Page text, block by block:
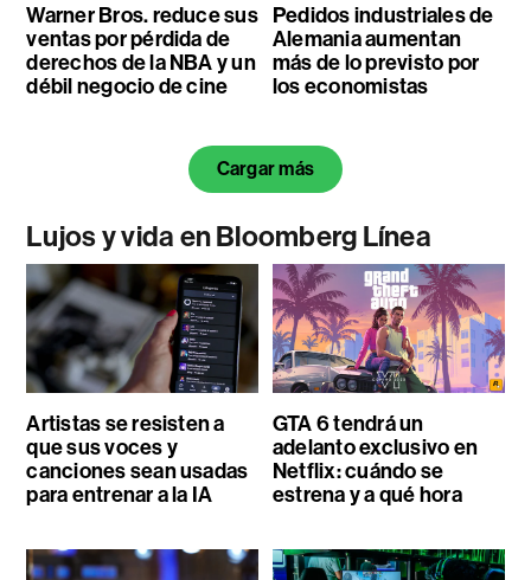
Warner Bros. reduce sus
ventas por pérdida de
derechos de la NBA y un
débil negocio de cine
Pedidos industriales de
Alemania aumentan
más de lo previsto por
los economistas
Cargar más
Lujos y vida en Bloomberg Línea
Artistas se resisten a
que sus voces y
canciones sean usadas
para entrenar a la IA
GTA 6 tendrá un
adelanto exclusivo en
Netflix: cuándo se
estrena y a qué hora